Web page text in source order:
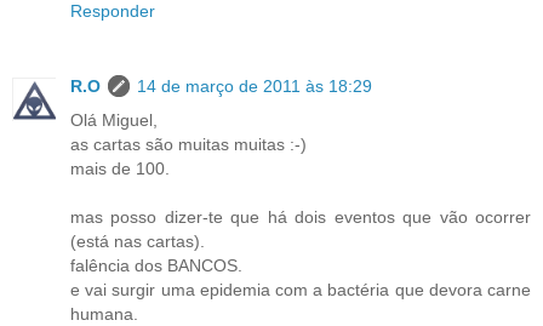
Responder
R.O
14 de março de 2011 às 18:29
Olá Miguel,
as cartas são muitas muitas :-)
mais de 100.
mas posso dizer-te que há dois eventos que vão ocorrer
(está nas cartas).
falência dos BANCOS.
e vai surgir uma epidemia com a bactéria que devora carne
humana.